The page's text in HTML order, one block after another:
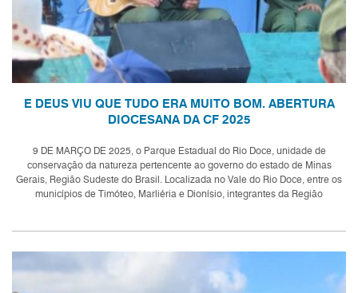
E DEUS VIU QUE TUDO ERA MUITO BOM. ABERTURA
DIOCESANA DA CF 2025
9 DE MARÇO DE 2025, o Parque Estadual do Rio Doce, unidade de
conservação da natureza pertencente ao governo do estado de Minas
Gerais, Região Sudeste do Brasil. Localizada no Vale do Rio Doce, entre os
municípios de Timóteo, Marliéria e Dionísio, integrantes da Região